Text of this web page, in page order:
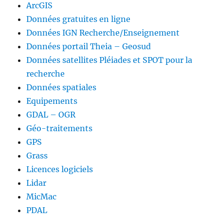
ArcGIS
Données gratuites en ligne
Données IGN Recherche/Enseignement
Données portail Theia – Geosud
Données satellites Pléiades et SPOT pour la
recherche
Données spatiales
Equipements
GDAL – OGR
Géo-traitements
GPS
Grass
Licences logiciels
Lidar
MicMac
PDAL